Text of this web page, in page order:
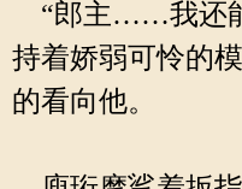
“郎主……我还
持着娇弱可怜的
的看向他。